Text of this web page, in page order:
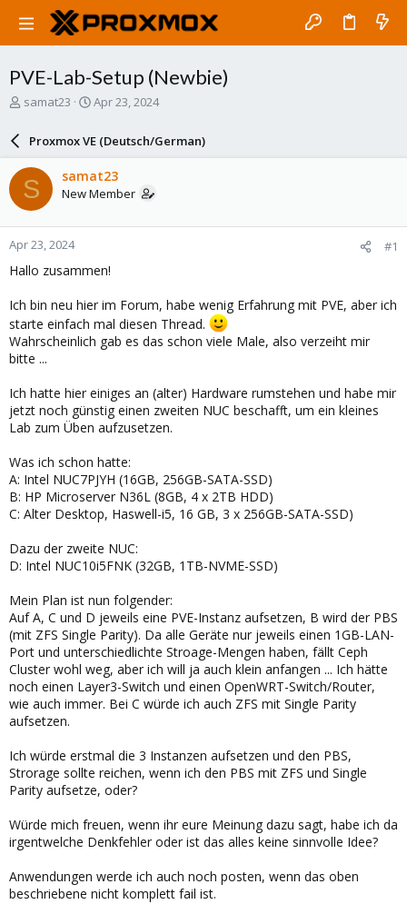
PVE-Lab-Setup (Newbie)
T
a
d
s
t
a
r
t
e
samat23
S
a
r
d
a
e
Apr 23, 2024
Proxmox VE (Deutsch/German)
S samat23
New Member
Apr 23, 2024 #1
Hallo zusammen!
Ich bin neu hier im Forum, habe wenig Erfahrung mit PVE, aber ich
starte einfach mal diesen Thread.
Wahrscheinlich gab es das schon viele Male, also verzeiht mir
bitte ...
Ich hatte hier einiges an (alter) Hardware rumstehen und habe mir
jetzt noch günstig einen zweiten NUC beschafft, um ein kleines
Lab zum Üben aufzusetzen.
Was ich schon hatte:
A: Intel NUC7PJYH (16GB, 256GB-SATA-SSD)
B: HP Microserver N36L (8GB, 4 x 2TB HDD)
C: Alter Desktop, Haswell-i5, 16 GB, 3 x 256GB-SATA-SSD)
Dazu der zweite NUC:
D: Intel NUC10i5FNK (32GB, 1TB-NVME-SSD)
Mein Plan ist nun folgender:
Auf A, C und D jeweils eine PVE-Instanz aufsetzen, B wird der PBS
(mit ZFS Single Parity). Da alle Geräte nur jeweils einen 1GB-LAN-
Port und unterschiedlichte Stroage-Mengen haben, fällt Ceph
Cluster wohl weg, aber ich will ja auch klein anfangen ... Ich hätte
noch einen Layer3-Switch und einen OpenWRT-Switch/Router,
wie auch immer. Bei C würde ich auch ZFS mit Single Parity
aufsetzen.
Ich würde erstmal die 3 Instanzen aufsetzen und den PBS,
Strorage sollte reichen, wenn ich den PBS mit ZFS und Single
Parity aufsetze, oder?
Würde mich freuen, wenn ihr eure Meinung dazu sagt, habe ich da
irgentwelche Denkfehler oder ist das alles keine sinnvolle Idee?
Anwendungen werde ich auch noch posten, wenn das oben
beschriebene nicht komplett fail ist.